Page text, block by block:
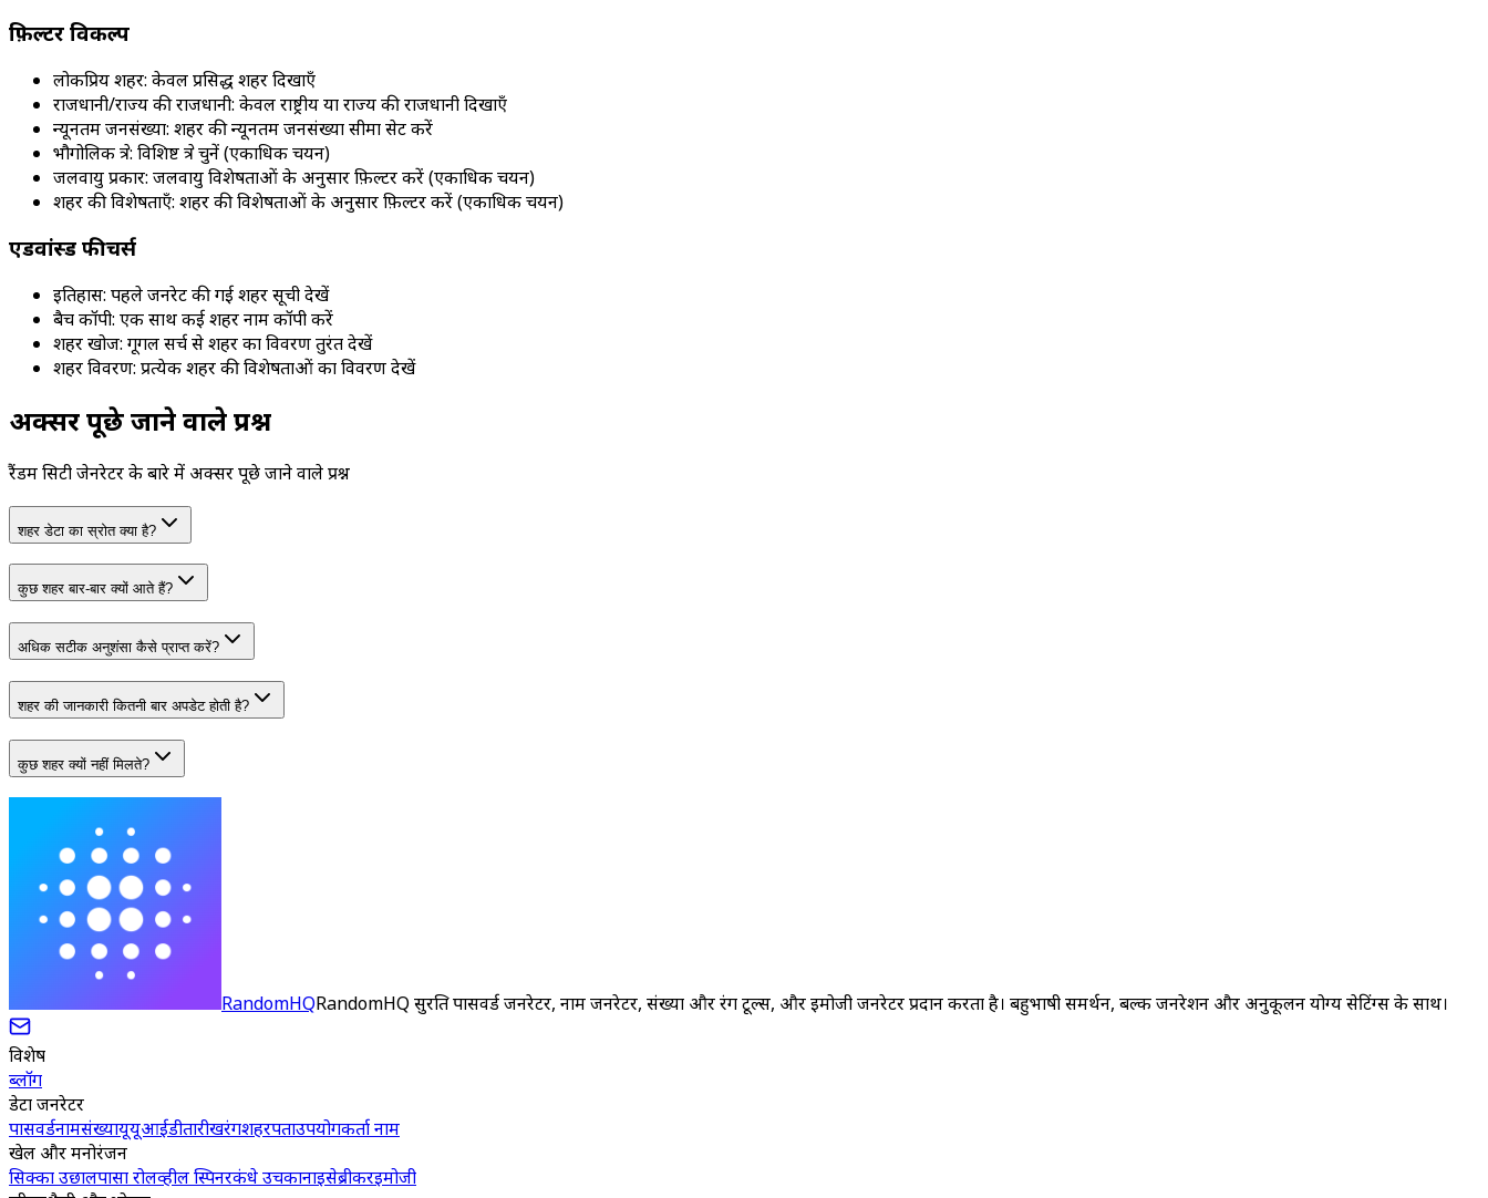
फ़िल्टर विकल्प
लोकप्रिय शहर: केवल प्रसिद्ध शहर दिखाएँ
राजधानी/राज्य की राजधानी: केवल राष्ट्रीय या राज्य की राजधानी दिखाएँ
न्यूनतम जनसंख्या: शहर की न्यूनतम जनसंख्या सीमा सेट करें
भौगोलिक क्षेत्र: विशिष्ट क्षेत्र चुनें (एकाधिक चयन)
जलवायु प्रकार: जलवायु विशेषताओं के अनुसार फ़िल्टर करें (एकाधिक चयन)
शहर की विशेषताएँ: शहर की विशेषताओं के अनुसार फ़िल्टर करें (एकाधिक चयन)
एडवांस्ड फीचर्स
इतिहास: पहले जनरेट की गई शहर सूची देखें
बैच कॉपी: एक साथ कई शहर नाम कॉपी करें
शहर खोज: गूगल सर्च से शहर का विवरण तुरंत देखें
शहर विवरण: प्रत्येक शहर की विशेषताओं का विवरण देखें
अक्सर पूछे जाने वाले प्रश्न
रैंडम सिटी जेनरेटर के बारे में अक्सर पूछे जाने वाले प्रश्न
शहर डेटा का स्रोत क्या है?
कुछ शहर बार-बार क्यों आते हैं?
अधिक सटीक अनुशंसा कैसे प्राप्त करें?
शहर की जानकारी कितनी बार अपडेट होती है?
कुछ शहर क्यों नहीं मिलते?
RandomHQRandomHQ सुरक्षित पासवर्ड जनरेटर, नाम जनरेटर, संख्या और रंग टूल्स, और इमोजी जनरेटर प्रदान करता है। बहुभाषी समर्थन, बल्क जनरेशन और अनुकूलन योग्य सेटिंग्स के साथ।
विशेष
ब्लॉग
डेटा जनरेटर
पासवर्डनामसंख्यायूयूआईडीतारीखरंगशहरपताउपयोगकर्ता नाम
खेल और मनोरंजन
सिक्का उछालपासा रोलव्हील स्पिनरकंधे उचकानाइसेब्रीकरइमोजी